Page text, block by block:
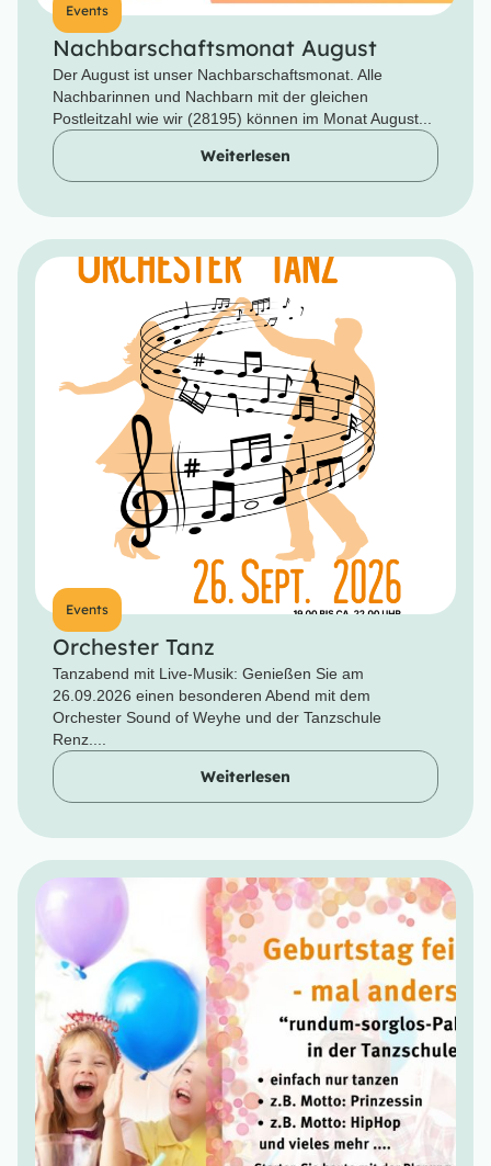
Events
Nachbarschaftsmonat August
Der August ist unser Nachbarschaftsmonat. Alle
Nachbarinnen und Nachbarn mit der gleichen
Postleitzahl wie wir (28195) können im Monat August...
Weiterlesen
Events
Orchester Tanz
Tanzabend mit Live-Musik: Genießen Sie am
26.09.2026 einen besonderen Abend mit dem
Orchester Sound of Weyhe und der Tanzschule
Renz....
Weiterlesen